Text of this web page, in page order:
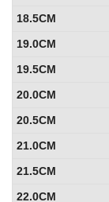
18.5CM
19.0CM
19.5CM
20.0CM
20.5CM
21.0CM
21.5CM
22.0CM